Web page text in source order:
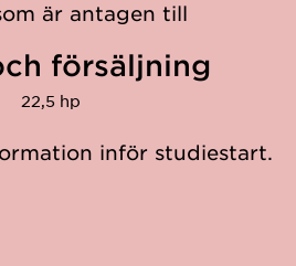
är antagen till
försäljning
22,5 hp
inför studiestart.